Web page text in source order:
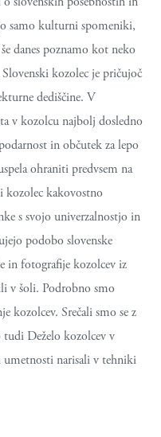
samo kulturni spomeniki,
danes poznamo kot neko
kozolec je pričujoč
dediščine. V
v kozolcu najbolj dosledno
in občutek za lepo
ohraniti predvsem na
kozolec kakovostno
s svojo univerzalnostjo in
podobo slovenske
in fotografije kozolcev iz
v šoli. Podrobno smo
kozolcev. Srečali smo se z
tudi Deželo kozolcev v
narisali v tehniki